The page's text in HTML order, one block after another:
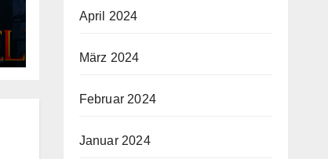
April 2024
März 2024
Februar 2024
Januar 2024